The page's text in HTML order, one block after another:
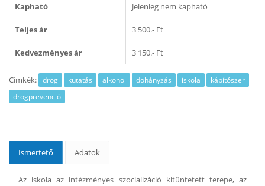
Kapható Jelenleg nem kapható
Teljes ár 3 500.- Ft
Kedvezményes ár 3 150.- Ft
Címkék: drog kutatás alkohol dohányzás iskola
kábítószer
drogprevenció
Ismertető Adatok
Az iskola az intézményes szocializáció kitüntetett terepe, az